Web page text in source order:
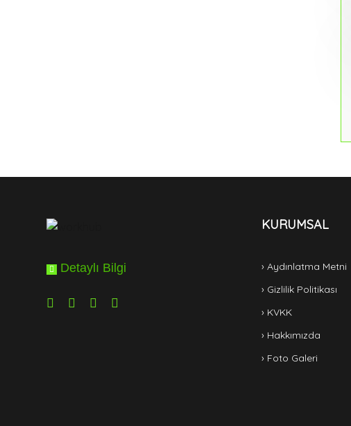
Detaylı Bilgi
KURUMSAL
› Aydınlatma Metni
› Gizlilik Politikası
› KVKK
› Hakkımızda
› Foto Galeri